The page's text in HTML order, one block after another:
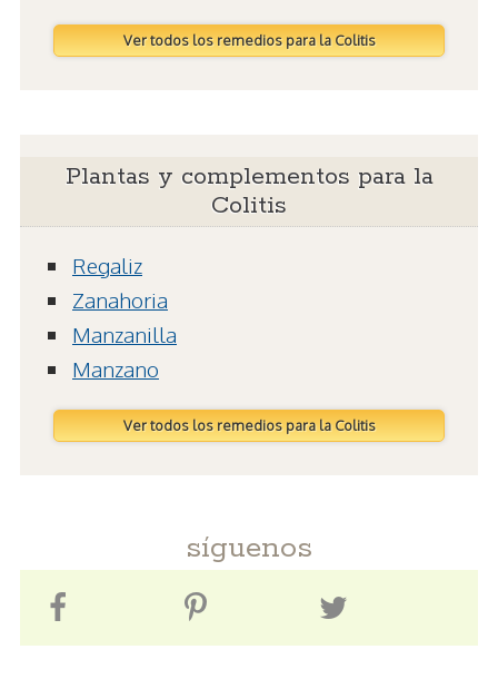
Ver todos los remedios para la Colitis
Plantas y complementos para la
Colitis
Regaliz
Zanahoria
Manzanilla
Manzano
Ver todos los remedios para la Colitis
síguenos